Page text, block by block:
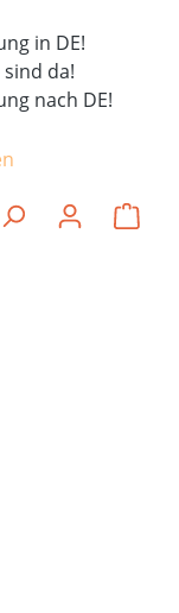
in DE!
da!
nach DE!